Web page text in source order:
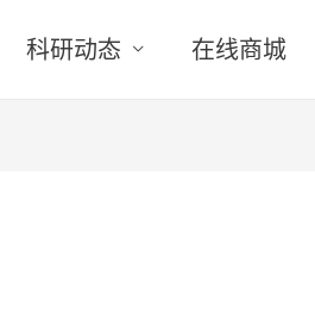
科研动态 在线商城